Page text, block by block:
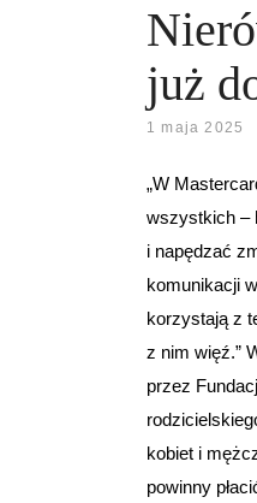
już
1 maja 2025
„W
wszystkich –
i napędzać
komunikacji
korzystają z
z nim więź.”
przez
kobiet i
powinny